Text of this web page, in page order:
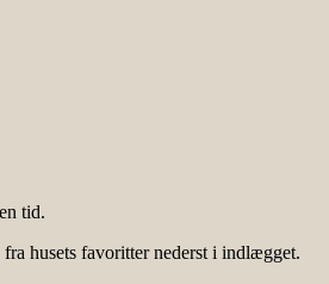
tid.
husets favoritter nederst i indlægget.